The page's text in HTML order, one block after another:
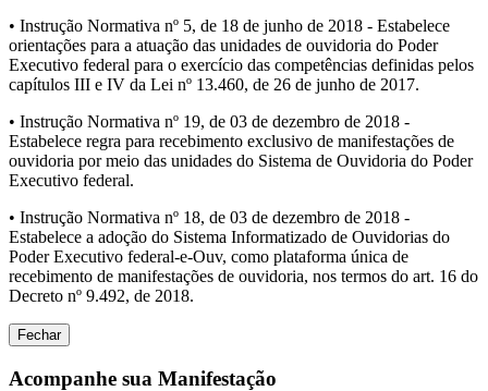
• Instrução Normativa nº 5, de 18 de junho de 2018 - Estabelece
orientações para a atuação das unidades de ouvidoria do Poder
Executivo federal para o exercício das competências definidas pelos
capítulos III e IV da Lei nº 13.460, de 26 de junho de 2017.
• Instrução Normativa nº 19, de 03 de dezembro de 2018 -
Estabelece regra para recebimento exclusivo de manifestações de
ouvidoria por meio das unidades do Sistema de Ouvidoria do Poder
Executivo federal.
• Instrução Normativa nº 18, de 03 de dezembro de 2018 -
Estabelece a adoção do Sistema Informatizado de Ouvidorias do
Poder Executivo federal-e-Ouv, como plataforma única de
recebimento de manifestações de ouvidoria, nos termos do art. 16 do
Decreto nº 9.492, de 2018.
Fechar
Acompanhe sua Manifestação